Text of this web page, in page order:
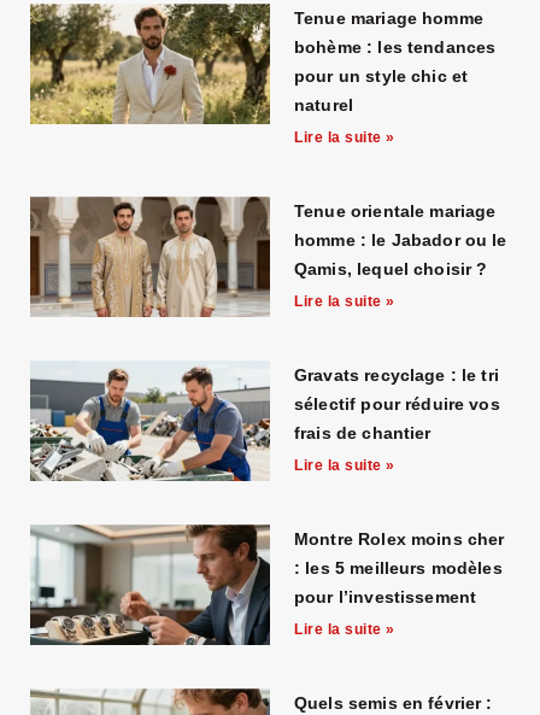
Tenue mariage homme
bohème : les tendances
pour un style chic et
naturel
Lire la suite »
Tenue orientale mariage
homme : le Jabador ou le
Qamis, lequel choisir ?
Lire la suite »
Gravats recyclage : le tri
sélectif pour réduire vos
frais de chantier
Lire la suite »
Montre Rolex moins cher
: les 5 meilleurs modèles
pour l’investissement
Lire la suite »
Quels semis en février :